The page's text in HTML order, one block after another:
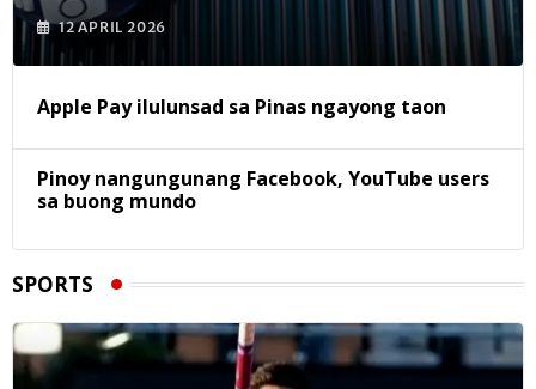
12 APRIL 2026
Apple Pay ilulunsad sa Pinas ngayong taon
Pinoy nangungunang Facebook, YouTube users
sa buong mundo
SPORTS